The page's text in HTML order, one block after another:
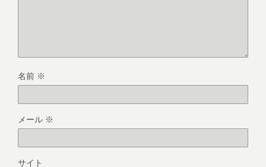
名前 ※
メール ※
サイト